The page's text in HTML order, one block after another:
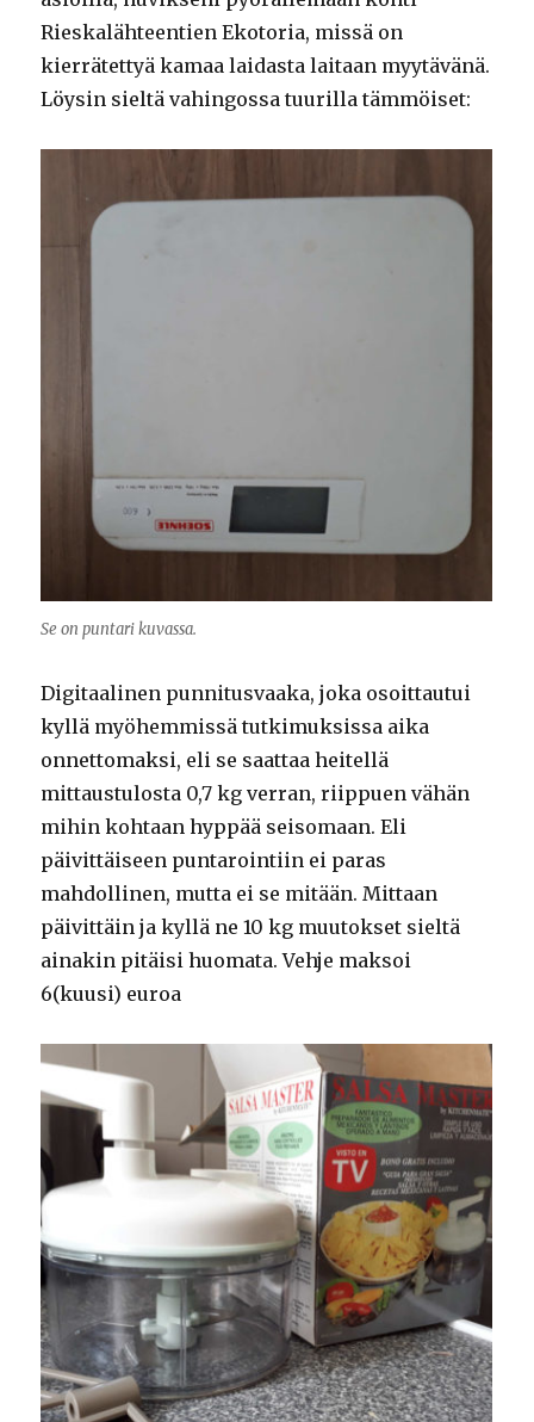
Rieskalähteentien Ekotoria, missä on
kierrätettyä kamaa laidasta laitaan myytävänä.
Löysin sieltä vahingossa tuurilla tämmöiset:
Se on puntari kuvassa.
Digitaalinen punnitusvaaka, joka osoittautui
kyllä myöhemmissä tutkimuksissa aika
onnettomaksi, eli se saattaa heitellä
mittaustulosta 0,7 kg verran, riippuen vähän
mihin kohtaan hyppää seisomaan. Eli
päivittäiseen puntarointiin ei paras
mahdollinen, mutta ei se mitään. Mittaan
päivittäin ja kyllä ne 10 kg muutokset sieltä
ainakin pitäisi huomata. Vehje maksoi
6(kuusi) euroa